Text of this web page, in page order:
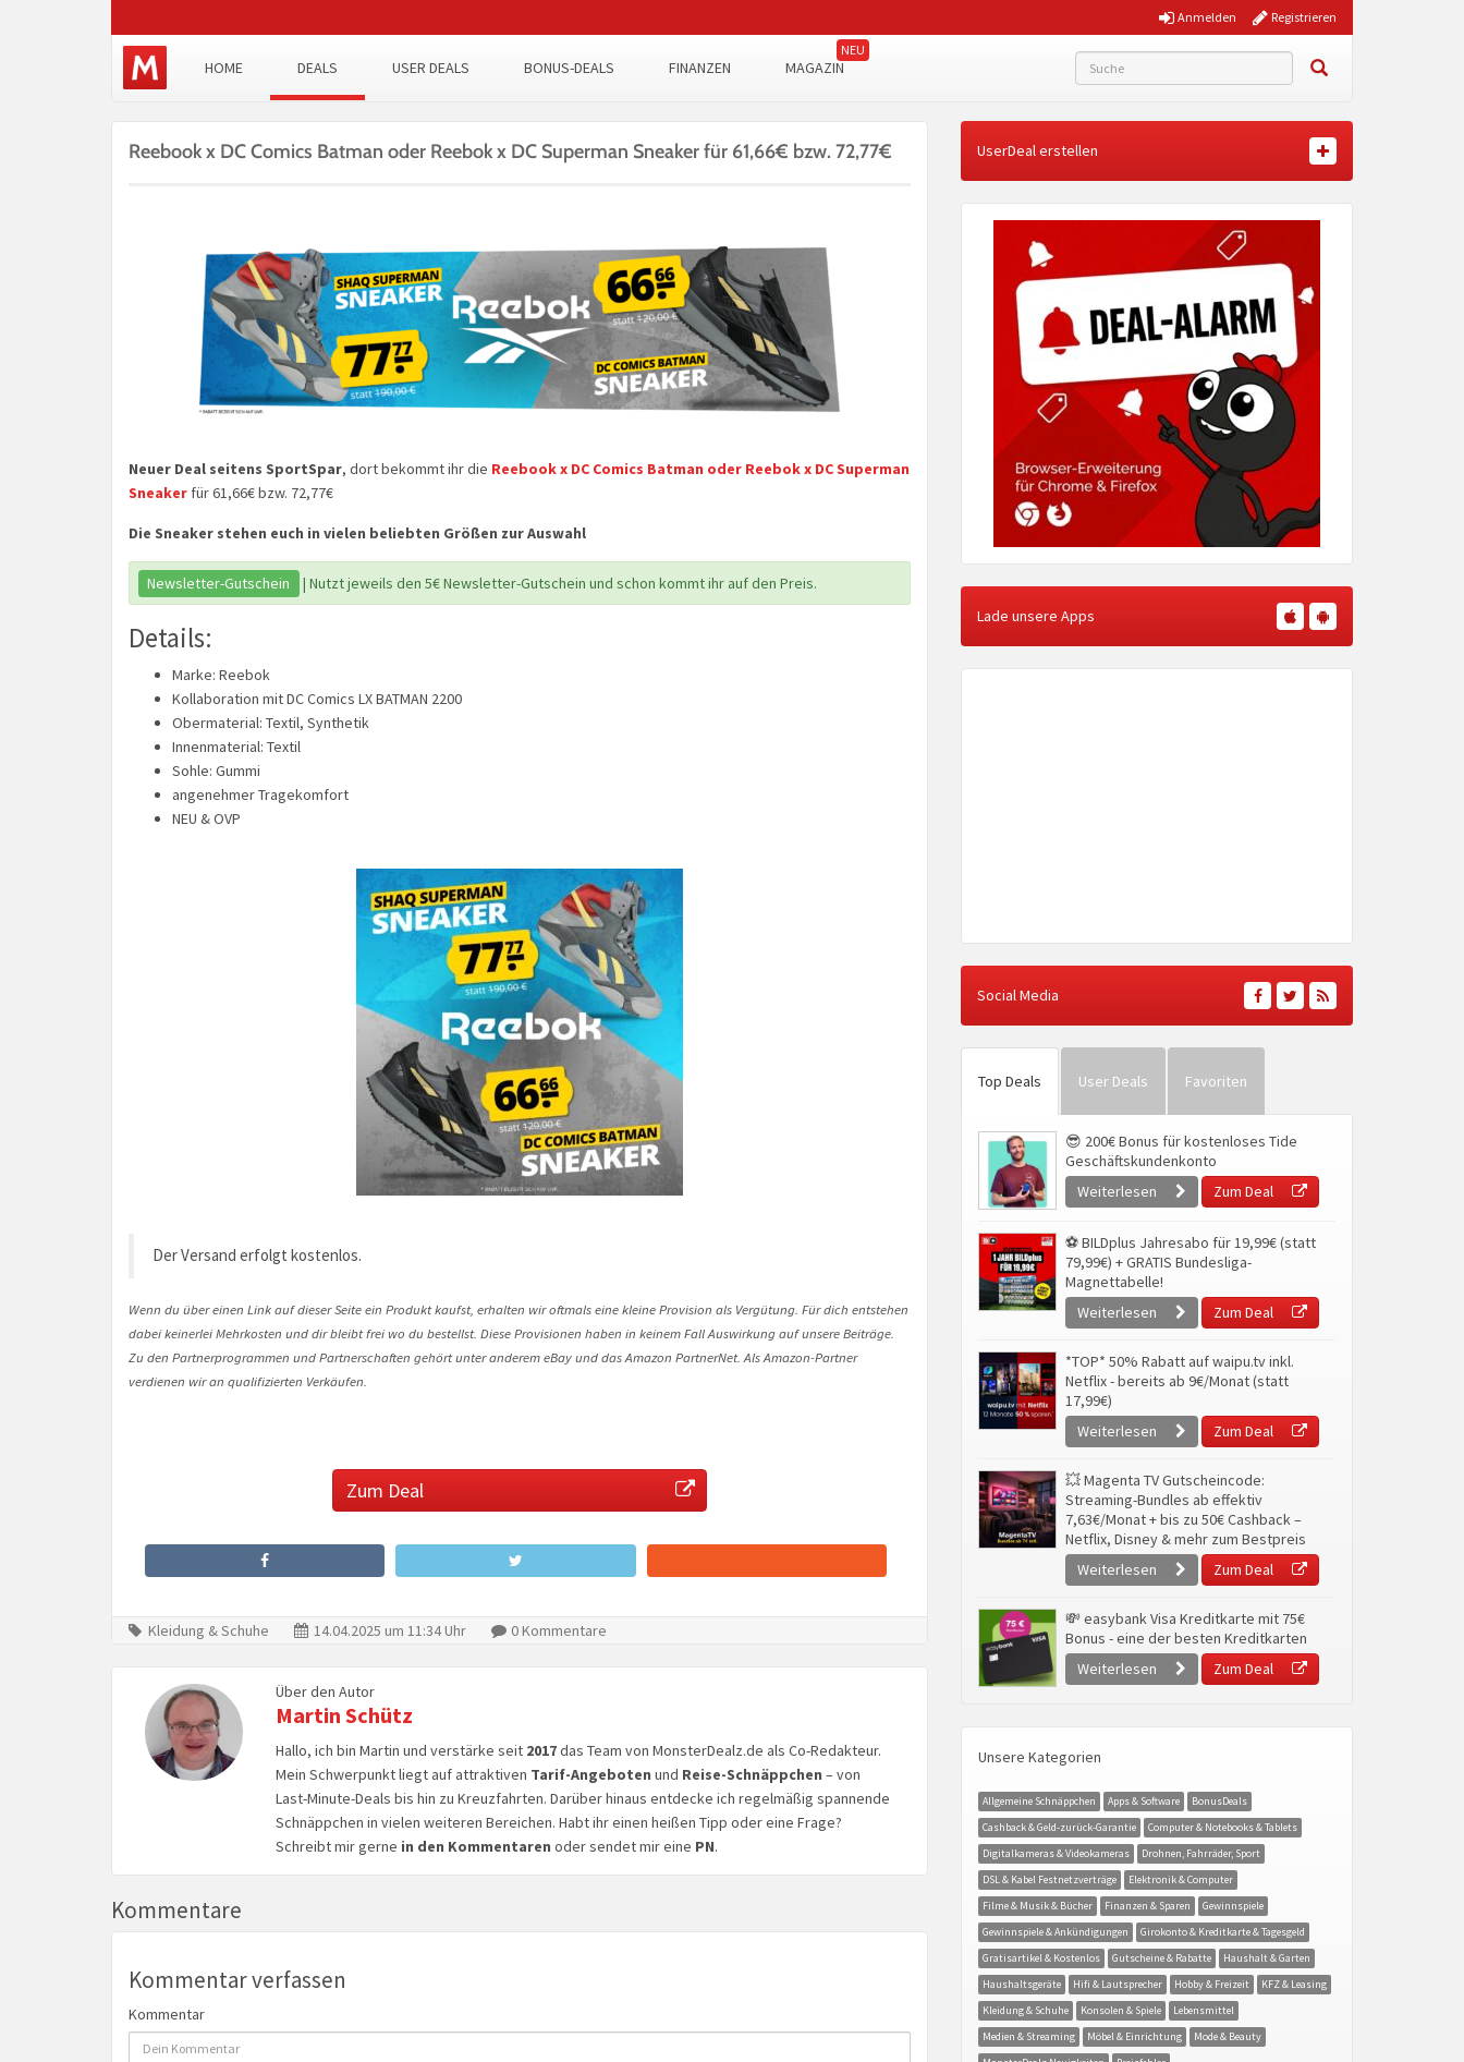
Registrieren
Anmelden
HOME DEALS USER DEALS BONUS-DEALS FINANZEN MAGAZIN
Reebook x DC Comics Batman oder Reebok x DC Superman Sneaker für 61,66€ bzw. 72,77€
Neuer Deal seitens SportSpar, dort bekommt ihr die Reebook x DC Comics Batman oder Reebok x DC Superman
Sneaker für 61,66€ bzw. 72,77€
Die Sneaker stehen euch in vielen beliebten Größen zur Auswahl
Newsletter-Gutschein | Nutzt jeweils den 5€ Newsletter-Gutschein und schon kommt ihr auf den Preis.
Details:
Marke: Reebok
Kollaboration mit DC Comics LX BATMAN 2200
Obermaterial: Textil, Synthetik
Innenmaterial: Textil
Sohle: Gummi
angenehmer Tragekomfort
NEU & OVP
Der Versand erfolgt kostenlos.
Wenn du über einen Link auf dieser Seite ein Produkt kaufst, erhalten wir oftmals eine kleine Provision als Vergütung. Für dich entstehen
dabei keinerlei Mehrkosten und dir bleibt frei wo du bestellst. Diese Provisionen haben in keinem Fall Auswirkung auf unsere Beiträge.
Zu den Partnerprogrammen und Partnerschaften gehört unter anderem eBay und das Amazon PartnerNet. Als Amazon-Partner
verdienen wir an qualifizierten Verkäufen.
Zum Deal
Kleidung & Schuhe 14.04.2025 um 11:34 Uhr 0 Kommentare
Über den Autor
Martin Schütz
Hallo, ich bin Martin und verstärke seit 2017das Team von MonsterDealz.de als Co-Redakteur.
Mein Schwerpunkt liegt auf attraktiven Tarif-Angeboten und Reise-Schnäppchen – von
Last-Minute-Deals bis hin zu Kreuzfahrten. Darüber hinaus entdecke ich regelmäßig spannende
Schnäppchen in vielen weiteren Bereichen. Habt ihr einen heißen Tipp oder eine Frage?
Schreibt mir gerne in den Kommentaren oder sendet mir eine PN.
Kommentare
Kommentar verfassen
Kommentar
UserDeal erstellen
Lade unsere Apps
Social Media
Top Deals User Deals Favoriten
😎 200€ Bonus für kostenloses Tide
Geschäftskundenkonto
Weiterlesen
Zum Deal
⚽ BILDplus Jahresabo für 19,99€ (statt
79,99€) + GRATIS Bundesliga-
Magnettabelle!
Weiterlesen
Zum Deal
*TOP* 50% Rabatt auf waipu.tv inkl.
Netflix - bereits ab 9€/Monat (statt
17,99€)
Weiterlesen
Zum Deal
💥 Magenta TV Gutscheincode:
Streaming-Bundles ab effektiv
7,63€/Monat + bis zu 50€ Cashback –
Netflix, Disney & mehr zum Bestpreis
Weiterlesen
Zum Deal
💸 easybank Visa Kreditkarte mit 75€
Bonus - eine der besten Kreditkarten
Weiterlesen
Zum Deal
Unsere Kategorien
Allgemeine Schnäppchen Apps & Software
BonusDeals
Cashback & Geld-zurück-Garantie
Computer & Notebooks & Tablets
Digitalkameras & Videokameras
Drohnen, Fahrräder, Sport
DSL & Kabel Festnetzverträge
Elektronik & Computer
Filme & Musik & Bücher
Finanzen & Sparen
Gewinnspiele
Gewinnspiele & Ankündigungen
Girokonto & Kreditkarte & Tagesgeld
Gratisartikel & Kostenlos
Gutscheine & Rabatte
Haushalt & Garten
Haushaltsgeräte
Hifi & Lautsprecher Hobby & Freizeit
KFZ & Leasing
Kleidung & Schuhe
Konsolen & Spiele
Lebensmittel
Medien & Streaming
Möbel & Einrichtung
Mode & Beauty